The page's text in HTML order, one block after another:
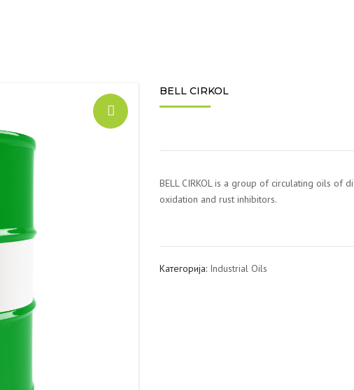
BELL CIRKOL
BELL CIRKOL is a group of circulating oils of
oxidation and rust inhibitors.
Категорија: Industrial Oils